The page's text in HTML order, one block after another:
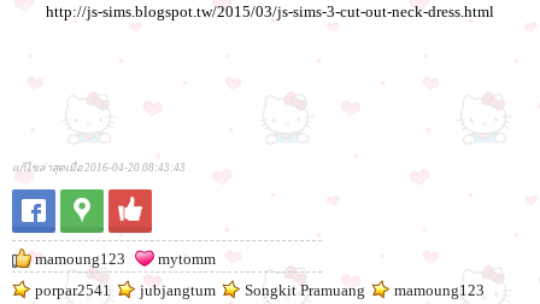
http://js-sims.blogspot.tw/2015/03/js-sims-3-cut-out-neck-dress.html
แก้ไขล่าสุดเมื่อ 2016-04-20 08:43:43
mamoung123
mytomm
porpar2541
jubjangtum Songkit Pramuang
mamoung123